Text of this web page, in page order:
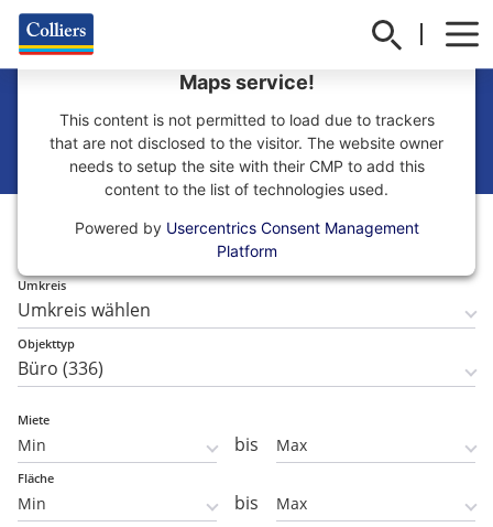
Büro mieten in München
We need your consent to load the Google
Maps service!
This content is not permitted to load due to trackers
that are not disclosed to the visitor. The website owner
needs to setup the site with their CMP to add this
content to the list of technologies used.
Powered by Usercentrics Consent Management
Platform
Umkreis
Objekttyp
Miete
bis
Fläche
bis